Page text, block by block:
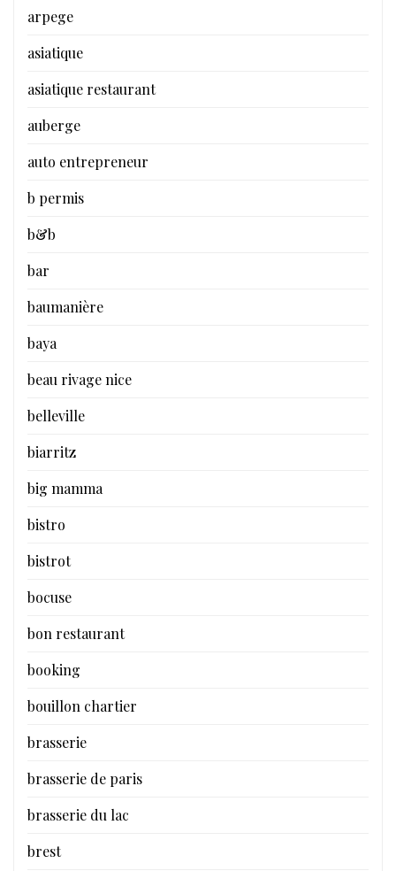
arpege
asiatique
asiatique restaurant
auberge
auto entrepreneur
b permis
b&b
bar
baumanière
baya
beau rivage nice
belleville
biarritz
big mamma
bistro
bistrot
bocuse
bon restaurant
booking
bouillon chartier
brasserie
brasserie de paris
brasserie du lac
brest